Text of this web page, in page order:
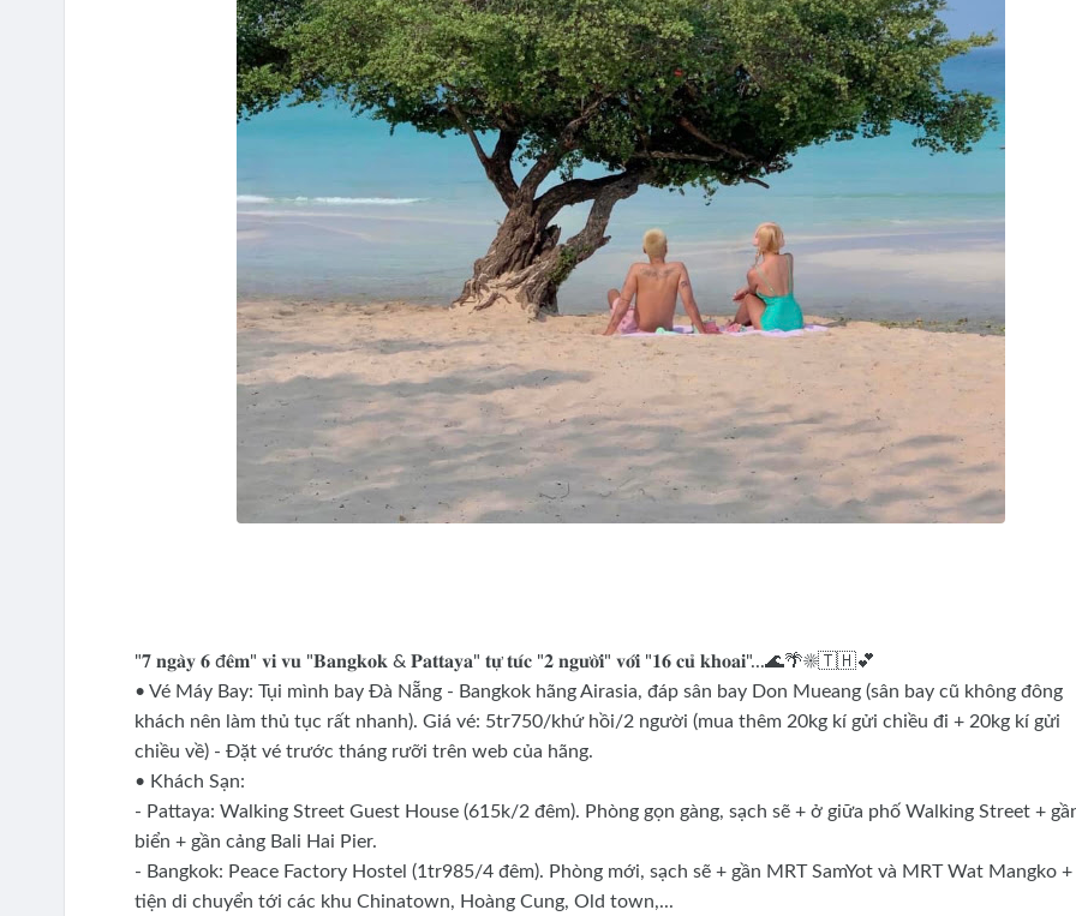
"𝟕 𝐧𝐠𝐚̀𝐲 𝟔 đ𝐞̂𝐦" 𝐯𝐢 𝐯𝐮 "𝐁𝐚𝐧𝐠𝐤𝐨𝐤 & 𝐏𝐚𝐭𝐭𝐚𝐲𝐚" 𝐭𝐮̛̣ 𝐭𝐮́𝐜 "𝟐 𝐧𝐠𝐮̛𝐨̛̀𝐢" 𝐯𝐨̛́𝐢 "𝟏𝟔 𝐜𝐮̉ 𝐤𝐡𝐨𝐚𝐢"...🌊🌴☀️🇹🇭💕
• Vé Máy Bay: Tụi mình bay Đà Nẵng - Bangkok hãng Airasia, đáp sân bay Don Mueang (sân bay cũ không đông
khách nên làm thủ tục rất nhanh). Giá vé: 5tr750/khứ hồi/2 người (mua thêm 20kg kí gửi chiều đi + 20kg kí gửi
chiều về) - Đặt vé trước tháng rưỡi trên web của hãng.
• Khách Sạn:
- Pattaya: Walking Street Guest House (615k/2 đêm). Phòng gọn gàng, sạch sẽ + ở giữa phố Walking Street +
biển + gần cảng Bali Hai Pier.
- Bangkok: Peace Factory Hostel (1tr985/4 đêm). Phòng mới, sạch sẽ + gần MRT SamYot và MRT Wat Mangko +
tiện di chuyển tới các khu Chinatown, Hoàng Cung, Old town,...